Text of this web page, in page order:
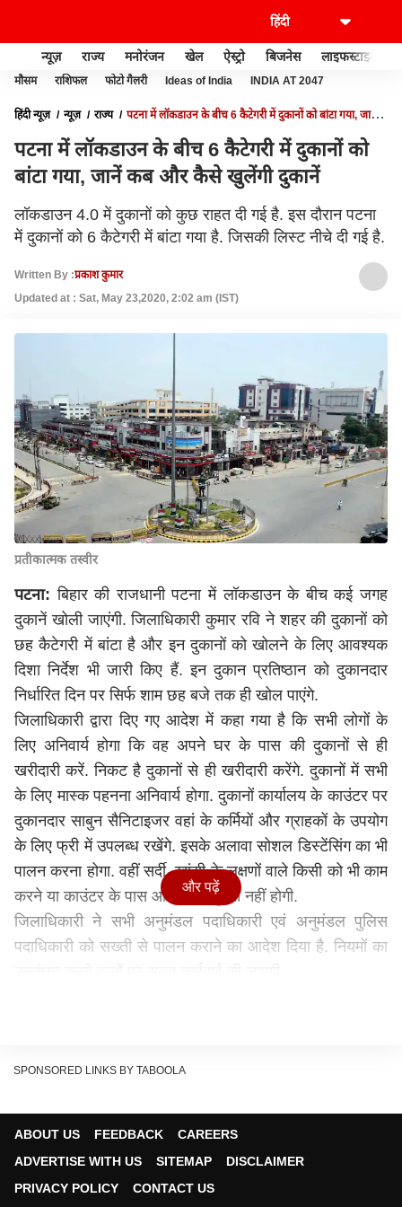
न्यूज़ राज्य मनोरंजन खेल ऐस्ट्रो बिजनेस लाइफस्टाइल
मौसम राशिफल फोटो गैलरी Ideas of India INDIA AT 2047
हिंदी न्यूज़ न्यूज़ राज्य
पटना में लॉकडाउन के बीच 6 कैटेगरी में दुकानों को बांटा गया, जानें
पटना में लॉकडाउन के बीच 6 कैटेगरी में दुकानों को
बांटा गया, जानें कब और कैसे खुलेंगी दुकानें
लॉकडाउन 4.0 में दुकानों को कुछ राहत दी गई है. इस दौरान पटना
में दुकानों को 6 कैटेगरी में बांटा गया है. जिसकी लिस्ट नीचे दी गई है.
Written By :प्रकाश कुमार
Updated at : Sat, May 23,2020, 2:02 am (IST)
प्रतीकात्मक तस्वीर
पटना: बिहार की राजधानी पटना में लॉकडाउन के बीच कई जगह
दुकानें खोली जाएंगी. जिलाधिकारी कुमार रवि ने शहर की दुकानों को
छह कैटेगरी में बांटा है और इन दुकानों को खोलने के लिए आवश्यक
दिशा निर्देश भी जारी किए हैं. इन दुकान प्रतिष्ठान को दुकानदार
निर्धारित दिन पर सिर्फ शाम छह बजे तक ही खोल पाएंगे.
जिलाधिकारी द्वारा दिए गए आदेश में कहा गया है कि सभी लोगों के
लिए अनिवार्य होगा कि वह अपने घर के पास की दुकानों से ही
खरीदारी करें. निकट है दुकानों से ही खरीदारी करेंगे. दुकानों में सभी
के लिए मास्क पहनना अनिवार्य होगा. दुकानों कार्यालय के काउंटर पर
दुकानदार साबुन सैनिटाइजर वहां के कर्मियों और ग्राहकों के उपयोग
के लिए फ्री में उपलब्ध रखेंगे. इसके अलावा सोशल डिस्टेंसिंग का भी
पालन करना होगा. वहीं सर्दी, खांसी के लक्षणों वाले किसी को भी काम
करने या काउंटर के पास आने की अनुमति नहीं होगी.
जिलाधिकारी ने सभी अनुमंडल पदाधिकारी एवं अनुमंडल पुलिस
पदाधिकारी को सख्ती से पालन कराने का आदेश दिया है. नियमों का
गैरेज एवं सर्विसिंग सेंटर। सभी अस्पताल होम डिलीवरी सेवा (
सूची-
और पढ़ें
SPONSORED LINKS BY TABOOLA
ABOUT US FEEDBACK
CAREERS
ADVERTISE WITH US
SITEMAP
DISCLAIMER
PRIVACY POLICY
CONTACT US